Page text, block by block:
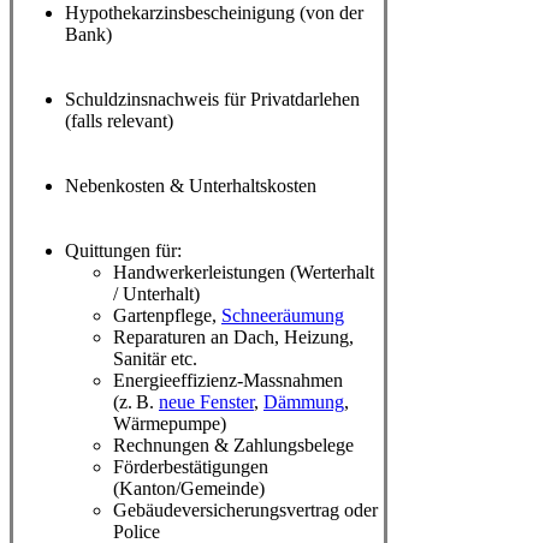
Hypothekarzinsbescheinigung (von der
Bank)
Schuldzinsnachweis für Privatdarlehen
(falls relevant)
Nebenkosten & Unterhaltskosten
Quittungen für:
Handwerkerleistungen (Werterhalt
/ Unterhalt)
Gartenpflege, Schneeräumung
Reparaturen an Dach, Heizung,
Sanitär etc.
Energieeffizienz-Massnahmen
(z. B. neue Fenster, Dämmung,
Wärmepumpe)
Rechnungen & Zahlungsbelege
Förderbestätigungen
(Kanton/Gemeinde)
Gebäudeversicherungsvertrag oder
Police